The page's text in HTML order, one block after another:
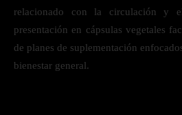
relacionado con la circulación y
presentación en cápsulas vegetales
de planes de suplementación
bienestar general.